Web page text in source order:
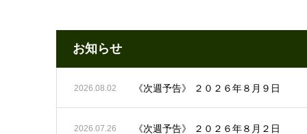
お知らせ
2026.08.02 《次週予告》 ２０２６年８月９日
2026.07.26 《次週予告》 ２０２６年８月２日